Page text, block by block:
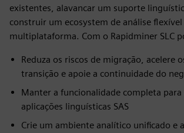
existentes, alavancar um suporte
construir um ecosystem de análise flexível
multiplataforma. Com o Rapidminer SLC
Reduza os riscos de migração, acelere
transição e apoie a continuidade do
Manter a funcionalidade completa para
aplicações linguísticas SAS
Crie um ambiente analítico unificado e